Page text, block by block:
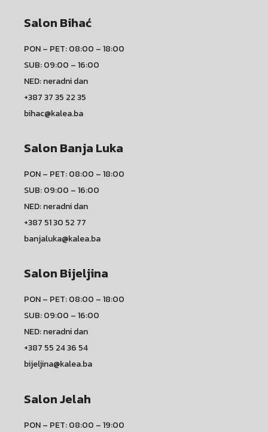
Salon Bihać
PON – PET: 08:00 – 18:00
SUB: 09:00 – 16:00
NED: neradni dan
+387 37 35 22 35
bihac@kalea.ba
Salon Banja Luka
PON – PET: 08:00 – 18:00
SUB: 09:00 – 16:00
NED: neradni dan
+387 51 30 52 77
banjaluka@kalea.ba
Salon Bijeljina
PON – PET: 08:00 – 18:00
SUB: 09:00 – 16:00
NED: neradni dan
+387 55 24 36 54
bijeljina@kalea.ba
Salon Jelah
PON – PET: 08:00 – 19:00